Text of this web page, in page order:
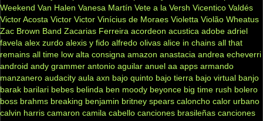
Weekend Van Halen Vanesa Martín Vete a la Versh Vicentico Valdés
Victor Acosta Victor Victor Vinícius de Moraes Violetta Violão Wheatus
Zac Brown Band Zacarias Ferreira acordeon acustica adobe adriel
favela alex zurdo alexis y fido alfredo olivas alice in chains all that
remains all time low alta consigna amazon anastacia andrea echeverri
android andy grammer antonio aguilar anuel aa apps armando
manzanero audacity aula axn bajo quinto bajo tierra bajo virtual banjo
barak barilari bebes belinda ben moody beyonce big time rush bolero
boss brahms breaking benjamin britney spears caloncho calor urbano
calvin harris camaron camila cabello canciones brasileñas canciones